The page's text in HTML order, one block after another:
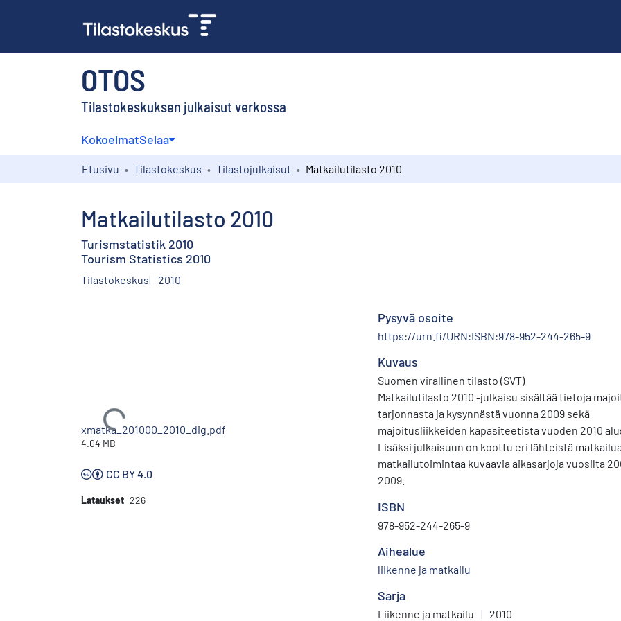
OTOS
Tilastokeskuksen julkaisut verkossa
KokoelmatSelaa
Etusivu Tilastokeskus Tilastojulkaisut Matkailutilasto 2010
Matkailutilasto 2010
Turismstatistik 2010
Tourism Statistics 2010
Tilastokeskus 2010
Ladataan...
xmatka_201000_2010_dig.pdf
4.04 MB
CC BY 4.0
Lataukset 226
Pysyvä osoite
https://urn.fi/URN:ISBN:978-952-244-265-9
Kuvaus
Suomen virallinen tilasto (SVT)
Matkailutilasto 2010 -julkaisu sisältää tietoja
tarjonnasta ja kysynnästä vuonna 2009 sekä
majoitusliikkeiden kapasiteetista vuoden 2010
Lisäksi julkaisuun on koottu eri lähteistä
matkailutoimintaa kuvaavia aikasarjoja vuosilta
2009.
ISBN
978-952-244-265-9
Aihealue
liikenne ja matkailu
Sarja
Liikenne ja matkailu | 2010